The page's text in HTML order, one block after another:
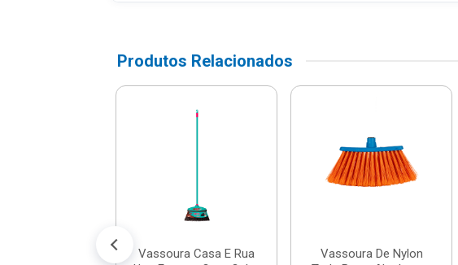
Produtos Relacionados
Vassoura Casa E Rua
Vassoura De Nylon